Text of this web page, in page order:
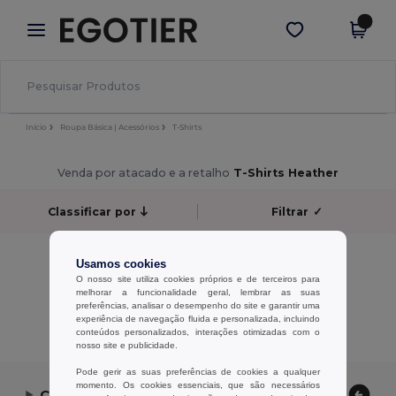
× App Egotier
Melhores preços na app!
Obter app
Início Roupa Básica | Acessórios T-Shirts
Venda por atacado e a retalho T-Shirts Heather
Classificar por Filtrar ✓
Sem resultados.
Sem resultados.
Exibindo Todos Os Produtos.
Usamos cookies
O nosso site utiliza cookies próprios e de terceiros para
melhorar a funcionalidade geral, lembrar as suas
preferências, analisar o desempenho do site e garantir uma
experiência de navegação fluida e personalizada, incluindo
conteúdos personalizados, interações otimizadas com o
nosso site e publicidade.
Pode gerir as suas preferências de cookies a qualquer
momento. Os cookies essenciais, que são necessários